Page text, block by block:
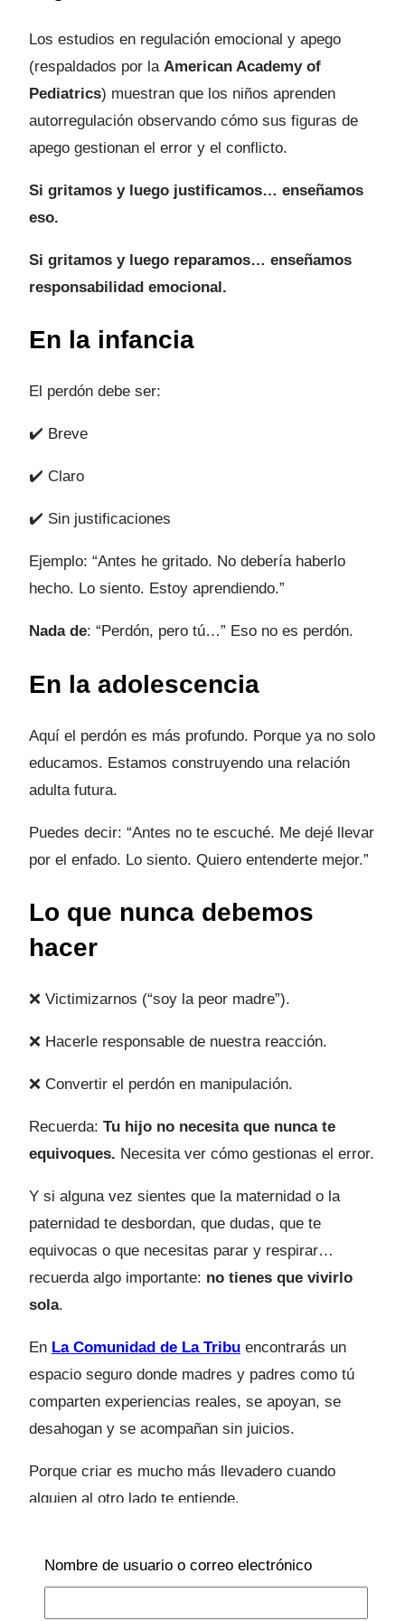
Los estudios en regulación emocional y apego
(respaldados por la American Academy of
Pediatrics) muestran que los niños aprenden
autorregulación observando cómo sus figuras de
apego gestionan el error y el conflicto.
Si gritamos y luego justificamos… enseñamos
eso.
Si gritamos y luego reparamos… enseñamos
responsabilidad emocional.
En la infancia
El perdón debe ser:
✔️ Breve
✔️ Claro
✔️ Sin justificaciones
Ejemplo: “Antes he gritado. No debería haberlo
hecho. Lo siento. Estoy aprendiendo.”
Nada de: “Perdón, pero tú…” Eso no es perdón.
En la adolescencia
Aquí el perdón es más profundo. Porque ya no solo
educamos. Estamos construyendo una relación
adulta futura.
Puedes decir: “Antes no te escuché. Me dejé llevar
por el enfado. Lo siento. Quiero entenderte mejor.”
Lo que nunca debemos
hacer
❌ Victimizarnos (“soy la peor madre”).
❌ Hacerle responsable de nuestra reacción.
❌ Convertir el perdón en manipulación.
Recuerda: Tu hijo no necesita que nunca te
equivoques. Necesita ver cómo gestionas el error.
Y si alguna vez sientes que la maternidad o la
paternidad te desbordan, que dudas, que te
equivocas o que necesitas parar y respirar…
recuerda algo importante: no tienes que vivirlo
sola.
En La Comunidad de La Tribu encontrarás un
espacio seguro donde madres y padres como tú
comparten experiencias reales, se apoyan, se
desahogan y se acompañan sin juicios.
Porque criar es mucho más llevadero cuando
alguien al otro lado te entiende.
Nombre de usuario o correo electrónico